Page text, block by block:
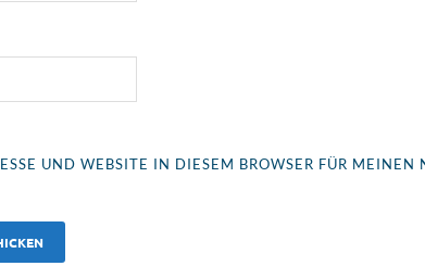
UND WEBSITE IN DIESEM BROWSER FÜR MEINEN